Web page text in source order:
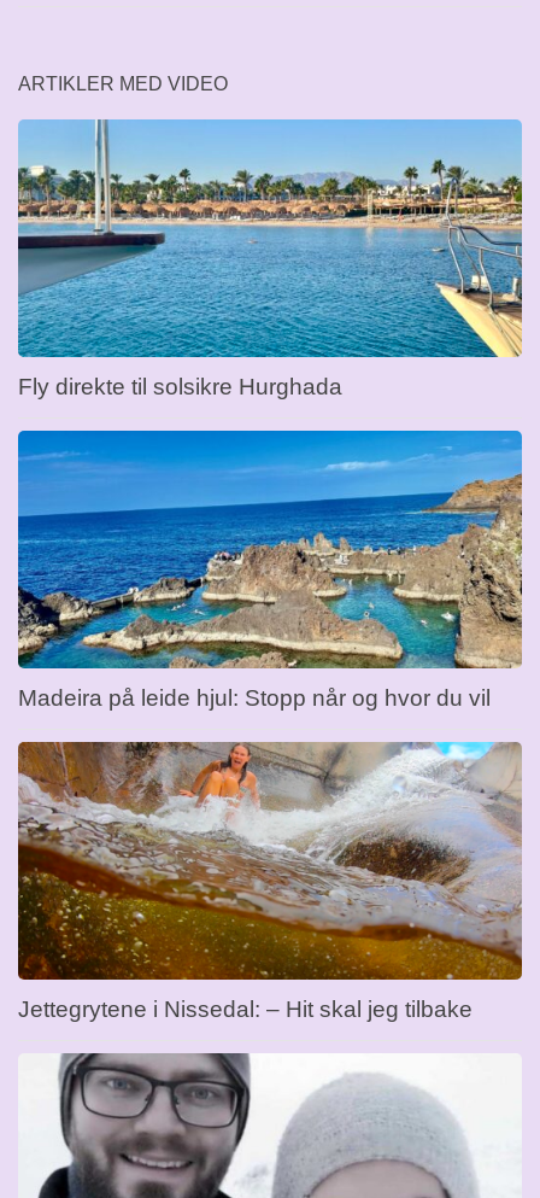
ARTIKLER MED VIDEO
Fly direkte til solsikre Hurghada
Madeira på leide hjul: Stopp når og hvor du vil
Jettegrytene i Nissedal: – Hit skal jeg tilbake